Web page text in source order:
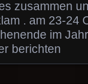
zusammen
. am 23-24
im
berichten